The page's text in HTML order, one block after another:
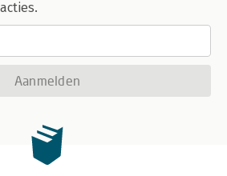
Aanmelden